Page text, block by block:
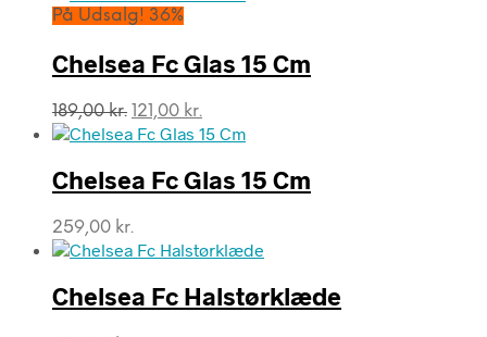
pris
399,00 kr..
255,00 kr..
På Udsalg! 36%
Chelsea Fc Glas 15 Cm
189,00kr. Den
oprindelige
var:
189,00 kr..
121,00 kr.
aktuelle
er:
121,00 kr..
Chelsea Fc Glas 15 Cm
259,00 kr.
Chelsea Fc Halstørklæde